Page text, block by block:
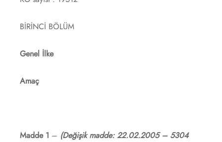
BİRİNCİ BÖLÜM
Genel İlke
Amaç
Madde 1 – (Değişik madde: 22.02.2005 – 5304